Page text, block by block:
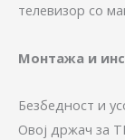
телевизор со
Монтажа и
Безбедност и
Овој држач за